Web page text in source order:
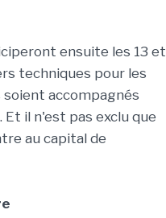
ensuite les 13 et
techniques pour les
accompagnés
il n'est pas exclu que
au capital de